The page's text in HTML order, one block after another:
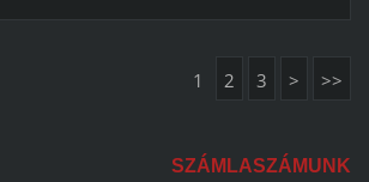
1 2 3 > >>
SZÁMLASZÁMUNK